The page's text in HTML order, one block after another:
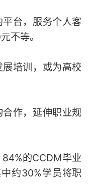
台，服务个人客
不等。
培训，或为高校
作，延伸职业规
的CCDM毕业
约30%学员将职